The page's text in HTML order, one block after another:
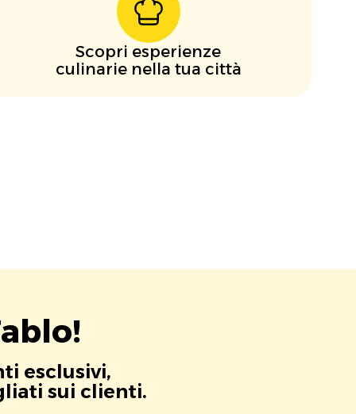
Scopri esperienze
culinarie nella tua città
esclusivi,
sui clienti.